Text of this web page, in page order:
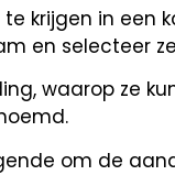
krijgen in een
en selecteer
waarop ze
om de